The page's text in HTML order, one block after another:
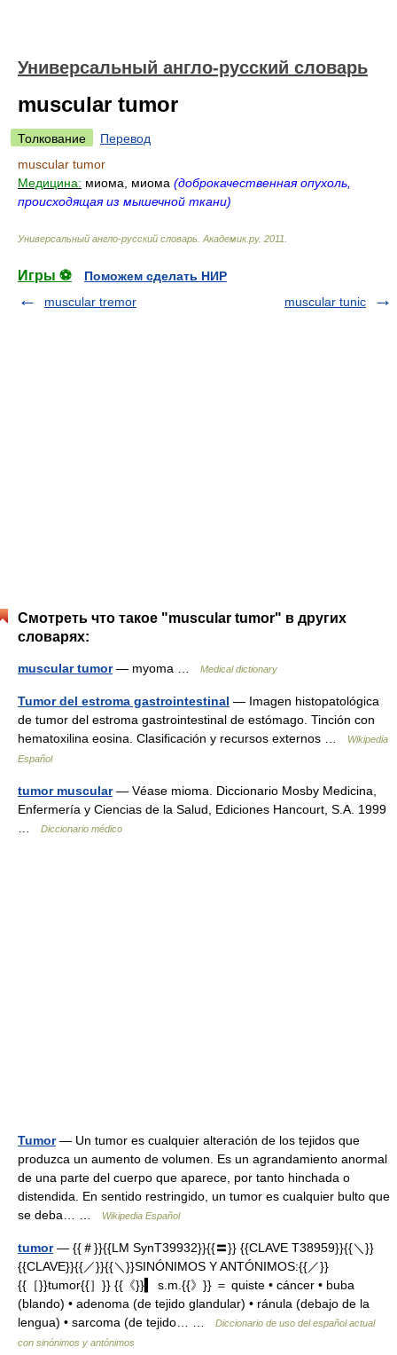
Универсальный англо-русский словарь
muscular tumor
Толкование
Перевод
muscular tumor
Медицина: миома, миома (доброкачественная опухоль,
происходящая из мышечной ткани)
Универсальный англо-русский словарь Академик.ру. 2011
Игры ⚽
Поможем сделать НИР
muscular tremor
muscular tunic
Смотреть что такое "muscular tumor" в других
словарях:
muscular tumor— myoma … Medical dictionary
Tumor del estroma gastrointestinal — Imagen histopatológica
de tumor del estroma gastrointestinal de estómago. Tinción con
hematoxilina eosina. Clasificación y recursos externos …
Wikipedia
Español
tumor muscular— Véase mioma. Diccionario Mosby Medicina,
Enfermería y Ciencias de la Salud, Ediciones Hancourt, S.A. 1999
Diccionario médico
Tumor— Un tumor es cualquier alteración de los tejidos que
produzca un aumento de volumen. Es un agrandamiento anormal
de una parte del cuerpo que aparece, por tanto hinchada o
distendida. En sentido restringido, un tumor es cualquier bulto que
se deba… …
Wikipedia Español
tumor— {{＃}}{{LM SynT39932}}{{〓}} {{CLAVE T38959}}{{＼}}
{{CLAVE}}{{／}}{{＼}}SINÓNIMOS Y ANTÓNIMOS:{{／}}
{{［}}tumor{{］}} {{《}}▍ s.m.{{》}} ＝ quiste • cáncer • buba
(blando) • adenoma (de tejido glandular) • ránula (debajo de la
lengua) • sarcoma (de tejido… …
Diccionario de uso del español actual
con sinónimos y antónimos